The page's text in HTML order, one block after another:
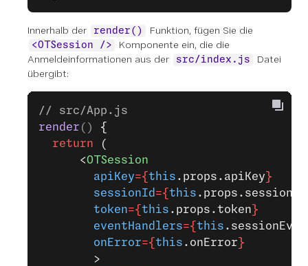
Innerhalb der render() Funktion, fügen Sie die
<OTSession />
Komponente ein, die die
Anmeldeinformationen aus der
src/index.js
Datei
übergibt:
// src/App.js
render () {
  return
(
      <
OTSession
        apiKey
={ this .props.apiKey }
        sessionId
={ this .props.sessionId
        token
={ this .props.token }
        eventHandlers
={ this
        onError
={ this .onError }
        >